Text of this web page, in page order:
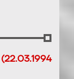
(22.03.1994